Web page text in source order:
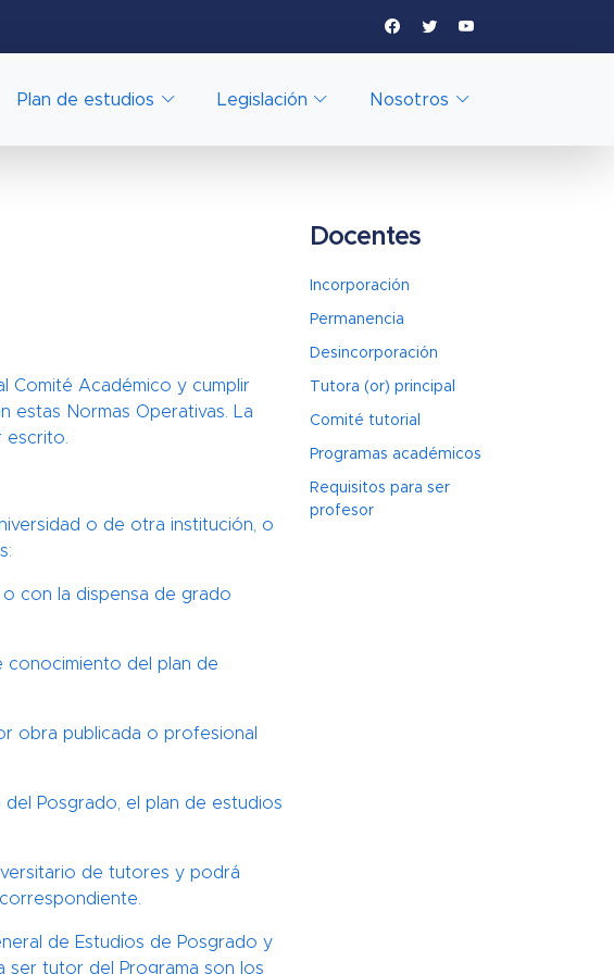
Plan de estudios Legislación Nosotros
Comité Académico y cumplir
estas Normas Operativas. La
o de otra institución, o
con la dispensa de grado
conocimiento del plan de
obra publicada o profesional
del Posgrado, el plan de estudios
de tutores y podrá
de Estudios de Posgrado y
ser tutor del Programa son los
Docentes
Incorporación
Permanencia
Desincorporación
Tutora (or) principal
Comité tutorial
Programas académicos
Requisitos para ser
profesor